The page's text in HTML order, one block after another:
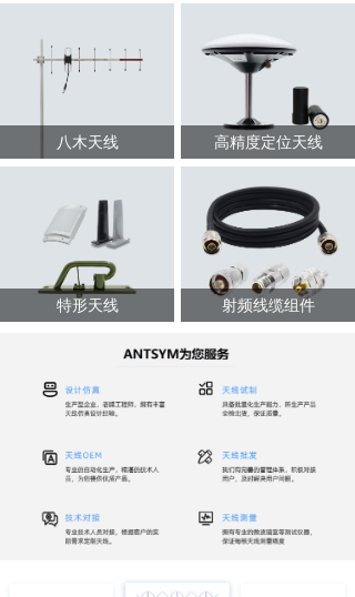
八木天线 高精度定位天线
特形天线 射频线缆组件